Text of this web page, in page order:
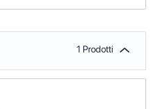
1 Prodotti